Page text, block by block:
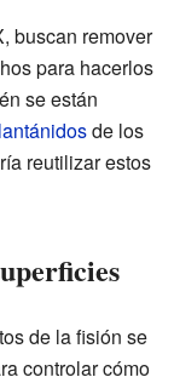
buscan remover
para hacerlos
se están
lantánidosde los
reutilizar estos
de la fisión se
controlar cómo